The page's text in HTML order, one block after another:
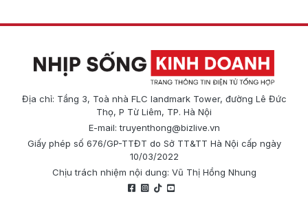
Địa chỉ: Tầng 3, Toà nhà FLC landmark Tower, đường Lê Đức
Thọ, P Từ Liêm, TP. Hà Nội
E-mail:truyenthong@bizlive.vn
Giấy phép số 676/GP-TTĐT do Sở TT&TT Hà Nội cấp ngày
10/03/2022
Chịu trách nhiệm nội dung: Vũ Thị Hồng Nhung